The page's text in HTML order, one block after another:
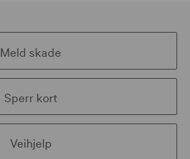
Meld skade
Sperr kort
Veihjelp